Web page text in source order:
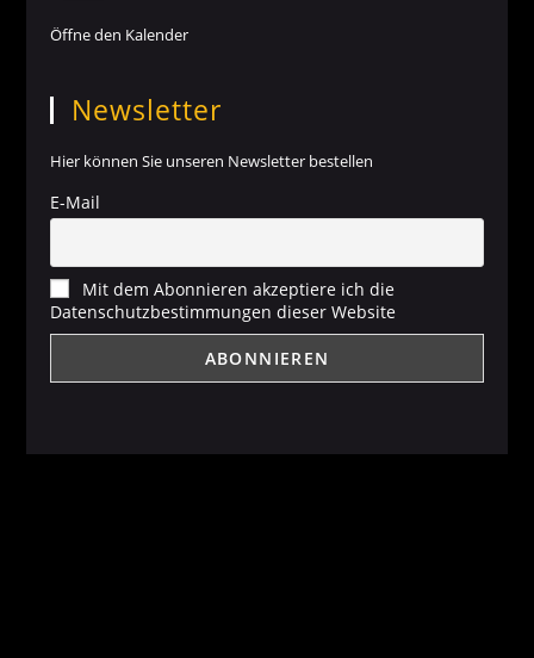
Öffne den Kalender
Newsletter
Hier können Sie unseren Newsletter bestellen
E-Mail
Mit dem Abonnieren akzeptiere ich die
Datenschutzbestimmungen dieser Website